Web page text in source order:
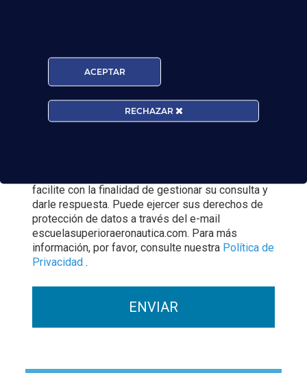
facilite con la finalidad de gestionar su consulta y
darle respuesta. Puede ejercer sus derechos de
protección de datos a través del e-mail
escuelasuperioraeronautica.com. Para más
información, por favor, consulte nuestra Política de
Privacidad .
ACEPTAR
RECHAZAR